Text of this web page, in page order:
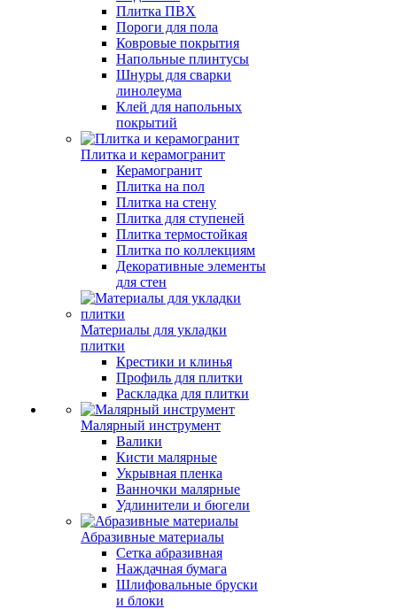
Плитка ПВХ
Пороги для пола
Ковровые покрытия
Напольные плинтусы
Шнуры для сварки
линолеума
Клей для напольных
покрытий
Плитка и керамогранит
Керамогранит
Плитка на пол
Плитка на стену
Плитка для ступеней
Плитка термостойкая
Плитка по коллекциям
Декоративные элементы
для стен
Материалы для укладки
плитки
Крестики и клинья
Профиль для плитки
Раскладка для плитки
Малярный инструмент
Валики
Кисти малярные
Укрывная пленка
Ванночки малярные
Удлинители и бюгели
Абразивные материалы
Сетка абразивная
Наждачная бумага
Шлифовальные бруски
и блоки